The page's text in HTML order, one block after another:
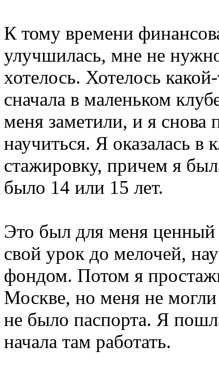
К тому времени
улучшилась, мне не
хотелось. Хотелось
сначала в маленьком
меня заметили, и я снова
научиться. Я оказалась в
стажировку, причем я
было 14 или 15 лет.
Это был для меня
свой урок до мелочей,
фондом. Потом я
Москве, но меня не
не было паспорта. Я
начала там работать.